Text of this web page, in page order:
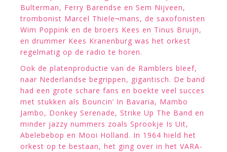
Bulterman, Ferry Barendse en Sem Nijveen,
trombonist Marcel Thiele¬mans, de saxofonisten
Wim Poppink en de broers Kees en Tinus Bruijn,
en drummer Kees Kranenburg was het orkest
regelmatig op de radio te horen.
Ook de platenproductie van de Ramblers bleef,
naar Nederlandse begrippen, gigantisch. De band
had een grote schare fans en boekte veel succes
met stukken als Bouncin’ In Bavaria, Mambo
Jambo, Donkey Serenade, Strike Up The Band en
minder jazzy nummers zoals Sprookje Is Uit,
Abelebebop en Mooi Holland. In 1964 hield het
orkest op te bestaan, het ging over in het VARA-